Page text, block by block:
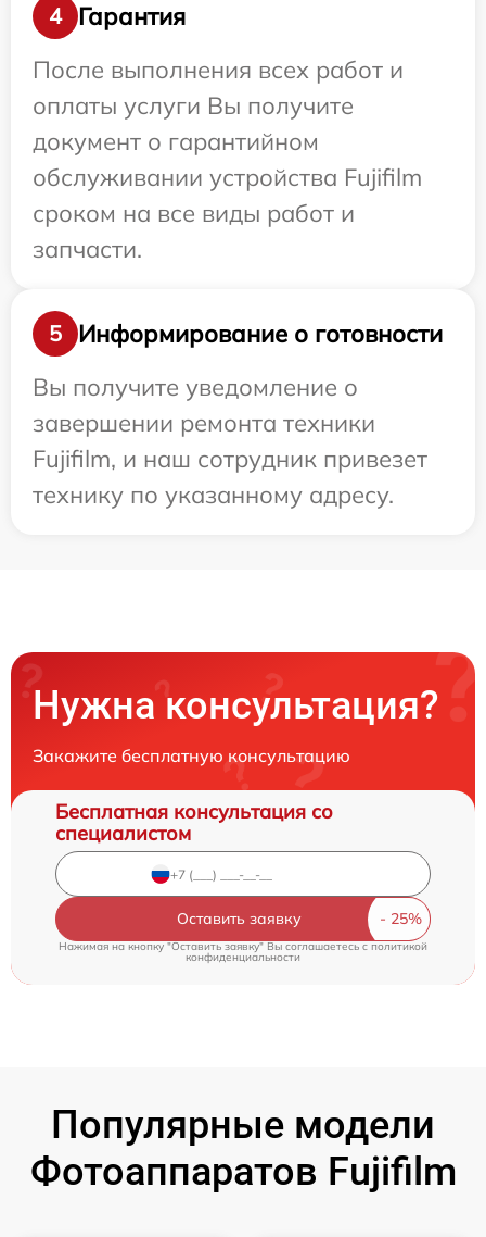
4
Гарантия
После выполнения всех работ и
оплаты услуги Вы получите
документ о гарантийном
обслуживании устройства Fujifilm
сроком на все виды работ и
запчасти.
5
Информирование о готовности
Вы получите уведомление о
завершении ремонта техники
Fujifilm, и наш сотрудник привезет
технику по указанному адресу.
Нужна консультация?
Закажите бесплатную консультацию
Бесплатная консультация со
специалистом
Оставить заявку
Нажимая на кнопку "Оставить заявку" Вы соглашаетесь c политикой
конфиденциальности
Популярные модели
Фотоаппаратов Fujifilm